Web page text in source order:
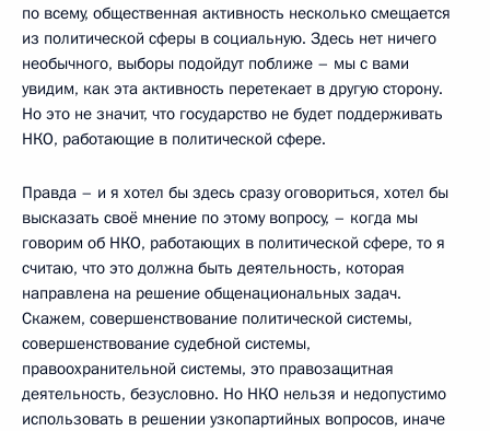
по всему, общественная активность несколько смещается
из политической сферы в социальную. Здесь нет ничего
необычного, выборы подойдут поближе – мы с вами
увидим, как эта активность перетекает в другую сторону.
Но это не значит, что государство не будет поддерживать
НКО, работающие в политической сфере.
Правда – и я хотел бы здесь сразу оговориться, хотел бы
высказать своё мнение по этому вопросу, – когда мы
говорим об НКО, работающих в политической сфере, то я
считаю, что это должна быть деятельность, которая
направлена на решение общенациональных задач.
Скажем, совершенствование политической системы,
совершенствование судебной системы,
правоохранительной системы, это правозащитная
деятельность, безусловно. Но НКО нельзя и недопустимо
использовать в решении узкопартийных вопросов, иначе